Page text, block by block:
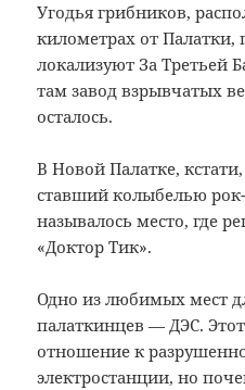
Угодья грибников,
километрах от
локализуют За Третьей
там завод взрывчатых
осталось.
В Новой Палатке,
ставший колыбелью
называлось место, где
«Доктор Тик».
Одно из любимых мест
палаткинцев — ДЭС.
отношение к
электростанции, но